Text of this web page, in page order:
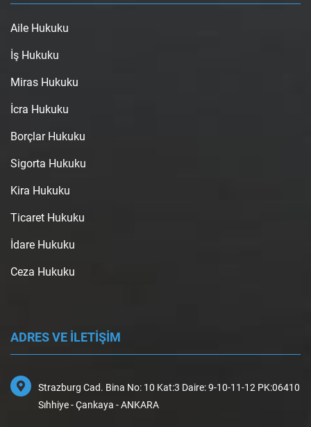
Aile Hukuku
İş Hukuku
Miras Hukuku
İcra Hukuku
Borçlar Hukuku
Sigorta Hukuku
Kira Hukuku
Ticaret Hukuku
İdare Hukuku
Ceza Hukuku
ADRES VE İLETİŞİM
Strazburg Cad. Bina No: 10 Kat:3 Daire: 9-10-11-12 PK:06410
Sıhhiye - Çankaya - ANKARA